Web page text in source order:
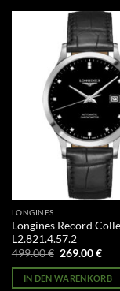
LONGINES
Longines Record
L2.821.4.57.2
499.00€
war:
499.00 €
269.00€
ist:
IN DEN WARENKORB